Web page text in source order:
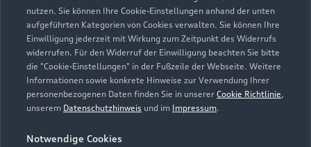
nutzen. Sie können Ihre Cookie-Einstellungen anhand der unten
aufgeführten Kategorien von Cookies verwalten. Sie können Ihre
Einwilligung jederzeit mit Wirkung zum Zeitpunkt des Widerrufs
widerrufen. Für den Widerruf der Einwilligung beachten Sie bitte
die "Cookie-Einstellungen" in der Fußzeile der Webseite. Weitere
Informationen sowie konkrete Hinweise zur Verwendung Ihrer
personenbezogenen Daten finden Sie in unserer Cookie Richtlinie,
unserem Datenschutzhinweis und im Impressum.
Notwendige Cookies
06181 402590
info@autohaus-fremder.de
Kontaktdaten herunterladen
Öffnungszeiten